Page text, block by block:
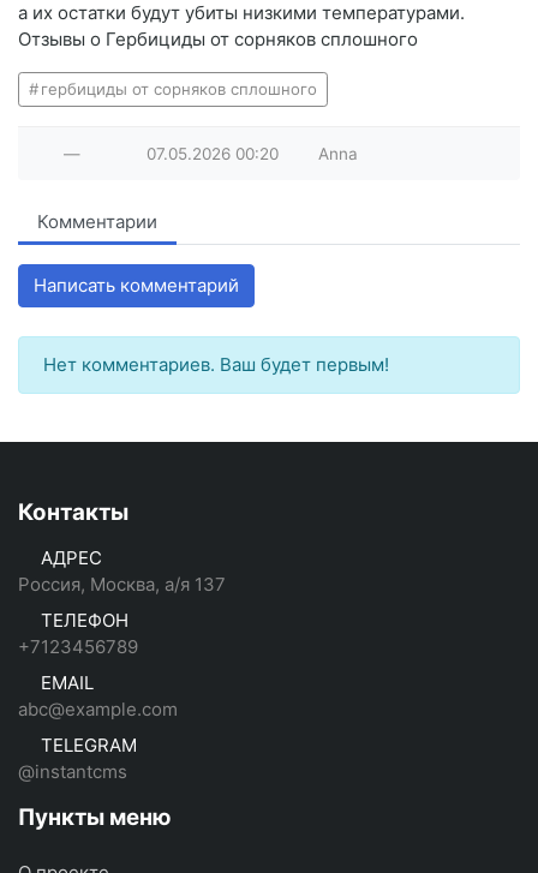
а их остатки будут убиты низкими температурами.
Отзывы о Гербициды от сорняков сплошного
гербициды от сорняков сплошного
— 07.05.2026 00:20 Anna
Комментарии
Написать комментарий
Нет комментариев. Ваш будет первым!
Контакты
АДРЕС
Россия, Москва, а/я 137
ТЕЛЕФОН
+7123456789
EMAIL
abc@example.com
TELEGRAM
@instantcms
Пункты меню